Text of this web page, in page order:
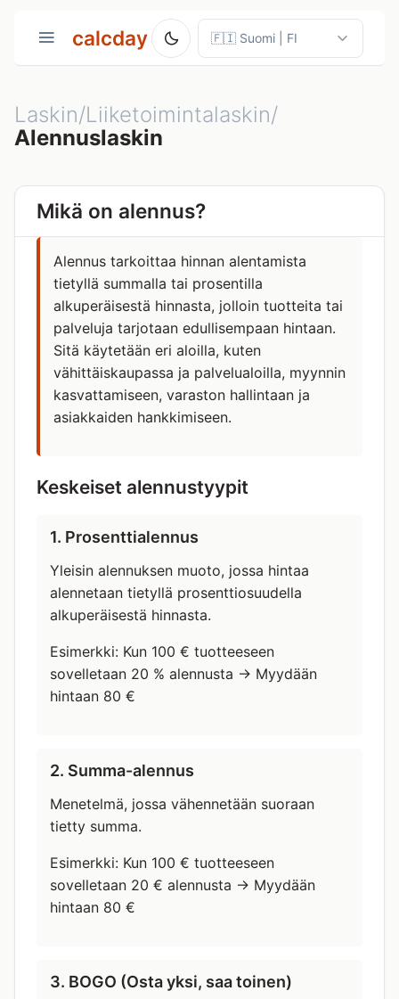
calcday
Laskin/Liiketoimintalaskin/
Alennuslaskin
Mikä on alennus?
Alennus tarkoittaa hinnan alentamista
tietyllä summalla tai prosentilla
alkuperäisestä hinnasta, jolloin tuotteita tai
palveluja tarjotaan edullisempaan hintaan.
Sitä käytetään eri aloilla, kuten
vähittäiskaupassa ja palvelualoilla, myynnin
kasvattamiseen, varaston hallintaan ja
asiakkaiden hankkimiseen.
Keskeiset alennustyypit
1. Prosenttialennus
Yleisin alennuksen muoto, jossa hintaa
alennetaan tietyllä prosenttiosuudella
alkuperäisestä hinnasta.
Esimerkki: Kun 100 € tuotteeseen
sovelletaan 20 % alennusta → Myydään
hintaan 80 €
2. Summa-alennus
Menetelmä, jossa vähennetään suoraan
tietty summa.
Esimerkki: Kun 100 € tuotteeseen
sovelletaan 20 € alennusta → Myydään
hintaan 80 €
3. BOGO (Osta yksi, saa toinen)